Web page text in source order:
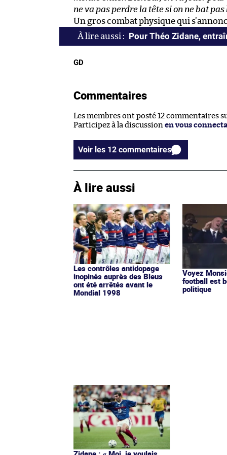
ne va pas perdre la tête si on ne bat
Un gros combat physique qui
Pour Théo Zidane,
GD
Commentaires
Les membres ont posté 12 commentaires
Participez à la discussion en vous
Voir les 12 commentaires
À lire aussi
Les contrôles antidopage
inopinés auprès des Bleus
ont été arrêtés avant le
Mondial 1998
Voyez
football est
politique